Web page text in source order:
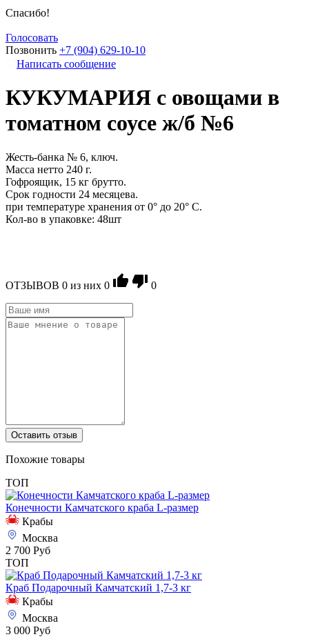
Спасибо!
Голосовать
Позвонить +7 (904) 629-10-10
Написать сообщение
КУКУМАРИЯ с овощами в
томатном соусе ж/б №6
Жесть-банка № 6, ключ.
Масса нетто 240 г.
Гофроящик, 15 кг брутто.
Срок годности 24 месяцева.
при температуре хранения от 0° до 20° C.
Кол-во в упаковке: 48шт
ОТЗЫВОВ 0 из ниx 0 0
Оставить отзыв
Похожие товары
ТОП
Конечности Камчатского краба L-размер
Крабы
Москва
2 700 Руб
ТОП
Краб Подарочный Камчатский 1,7-3 кг
Крабы
Москва
3 000 Руб